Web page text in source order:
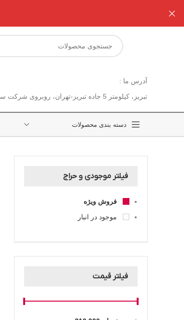
آدرس ما :
تبریز، کیلومتر 5 جاده تبریز-تهران، روبروی شرکت سیم کات
دسته بندی محصولات
فیلتر موجودی و حراج
فروش ویژه
موجود در انبار
فیلتر قیمت